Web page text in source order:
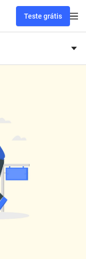
Teste grátis